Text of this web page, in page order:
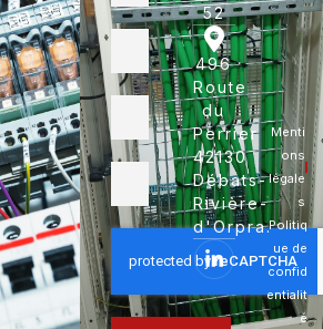
52
496
Route
du
Perrier
42130
Débats-
Rivière-
d'Orpra.
Menti
ons
légale
s
Politiq
ue de
confid
entialit
é